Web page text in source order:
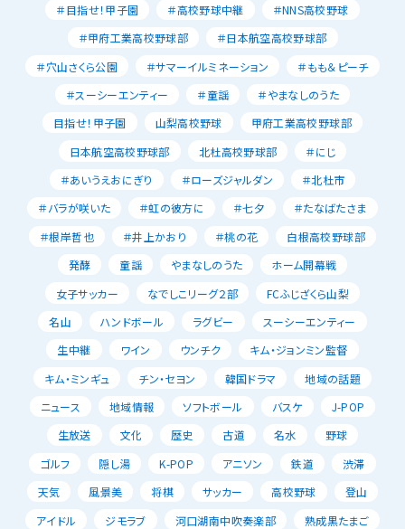
＃目指せ！甲子園
＃高校野球中継
＃NNS高校野球
＃甲府工業高校野球部
＃日本航空高校野球部
＃穴山さくら公園
＃サマーイルミネーション
＃もも＆ピーチ
＃スーシーエンティー
＃童謡
＃やまなしのうた
目指せ！甲子園
山梨高校野球
甲府工業高校野球部
日本航空高校野球部
北杜高校野球部
＃にじ
＃あいうえおにぎり
＃ローズジャルダン
＃北杜市
＃バラが咲いた
＃虹の彼方に ＃七夕
＃たなばたさま
＃根岸哲也
＃井上かおり ＃桃の花
白根高校野球部
発酵
童謡 やまなしのうた
ホーム開幕戦
女子サッカー
なでしこリーグ２部
FCふじざくら山梨
名山
ハンドボール ラグビー
スーシーエンティー
生中継
ワイン ウンチク
キム・ジョンミン監督
キム・ミンギュ
チン・セヨン 韓国ドラマ
地域の話題
ニュース
地域情報 ソフトボール バスケ
J-POP
生放送
文化 歴史 古道 名水
野球
ゴルフ
隠し湯 K-POP アニソン 鉄道
渋滞
天気
風景美 将棋 サッカー 高校野球
登山
アイドル
ジモラブ 河口湖南中吹奏楽部
熟成黒たまご